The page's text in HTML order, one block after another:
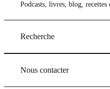
Podcasts, livres, blog, recettes
Recherche
Nous contacter